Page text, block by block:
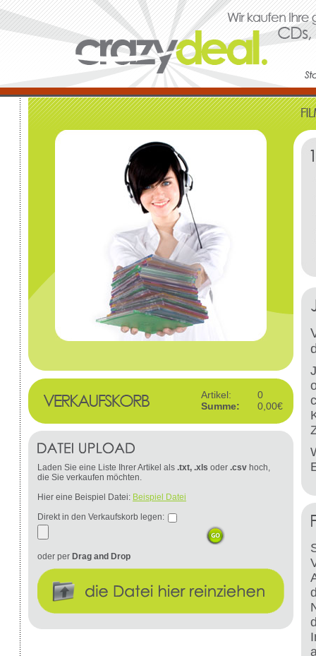
Artikel:
0
Summe:
0,00€
Laden Sie eine Liste Ihrer Artikel als .txt, .xls oder .csv hoch,
die Sie verkaufen möchten.
Hier eine Beispiel Datei: Beispiel Datei
Direkt in den Verkaufskorb legen:
oder per Drag and Drop